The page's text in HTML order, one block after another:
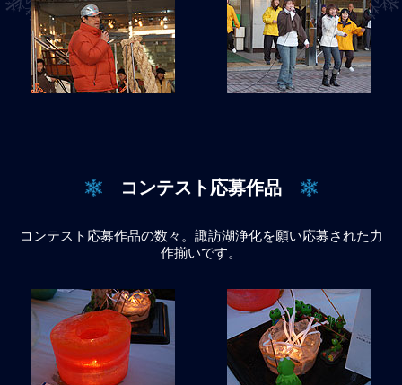
コンテスト応募作品
コンテスト応募作品の数々。諏訪湖浄化を願い応募された力
作揃いです。